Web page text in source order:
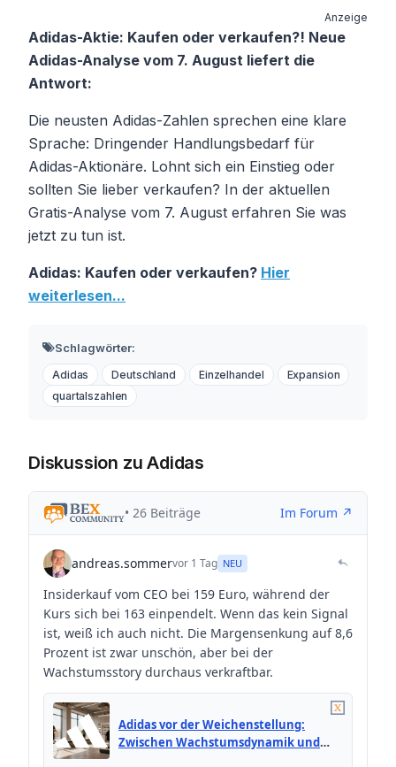
Anzeige
Adidas-Aktie: Kaufen oder verkaufen?! Neue
Adidas-Analyse vom 7. August liefert die
Antwort:
Die neusten Adidas-Zahlen sprechen eine klare
Sprache: Dringender Handlungsbedarf für
Adidas-Aktionäre. Lohnt sich ein Einstieg oder
sollten Sie lieber verkaufen? In der aktuellen
Gratis-Analyse vom 7. August erfahren Sie was
jetzt zu tun ist.
Adidas: Kaufen oder verkaufen? Hier
weiterlesen...
Schlagwörter:
Adidas Deutschland Einzelhandel
Expansion
quartalszahlen
Diskussion zu Adidas